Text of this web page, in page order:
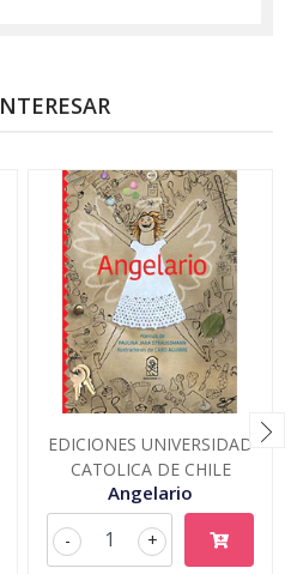
EDICIONES UNIVERSIDAD
CATOLICA DE CHILE
Angelario
+
-